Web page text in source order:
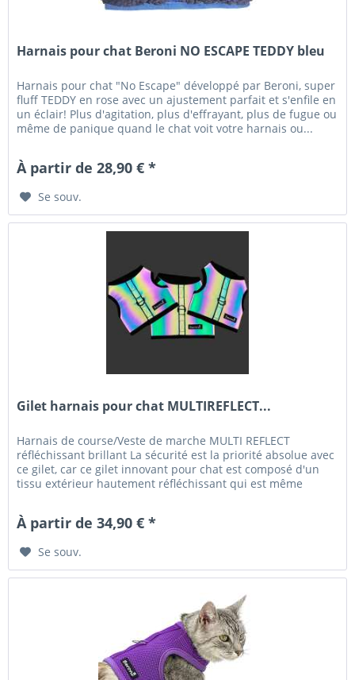
Harnais pour chat Beroni NO ESCAPE TEDDY bleu
Harnais pour chat "No Escape" développé par Beroni, super
fluff TEDDY en rose avec un ajustement parfait et s'enfile en
un éclair! Plus d'agitation, plus d'effrayant, plus de fugue ou
même de panique quand le chat voit votre harnais ou...
À partir de 28,90 € *
Se souv.
Gilet harnais pour chat MULTIREFLECT...
Harnais de course/Veste de marche MULTI REFLECT
réfléchissant brillant La sécurité est la priorité absolue avec
ce gilet, car ce gilet innovant pour chat est composé d'un
tissu extérieur hautement réfléchissant qui est même
À partir de 34,90 € *
Se souv.